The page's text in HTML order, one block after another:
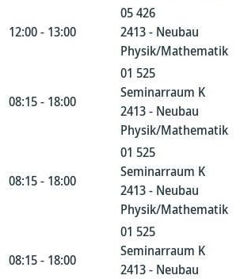
12:00 - 13:00
05 426
2413 - Neubau
Physik/Mathematik
08:15 - 18:00
01 525
Seminarraum K
2413 - Neubau
Physik/Mathematik
08:15 - 18:00
01 525
Seminarraum K
2413 - Neubau
Physik/Mathematik
08:15 - 18:00
01 525
Seminarraum K
2413 - Neubau